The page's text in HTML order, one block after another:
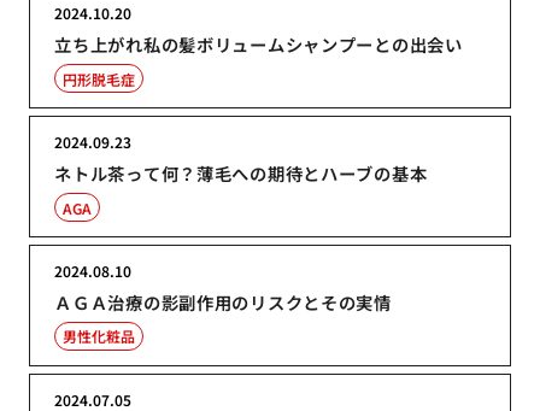
立ち上がれ私の髪ボリュームシャンプーとの出会い
2024.10.20
円形脱毛症
ネトル茶って何？薄毛への期待とハーブの基本
2024.09.23
AGA
ＡＧＡ治療の影副作用のリスクとその実情
2024.08.10
男性化粧品
2024.07.05